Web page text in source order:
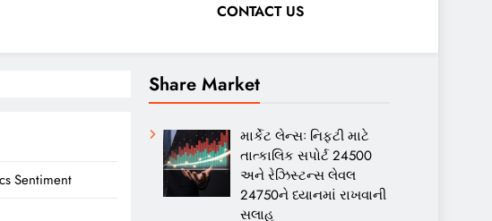
CONTACT US
Sentiment
Share Market
માર્કેટ લેન્સઃ નિફ્ટી માટે
તાત્કાલિક સપોર્ટ 24500
અને રેઝિસ્ટન્સ લેવલ
24750ને ધ્યાનમાં રાખવાની
સલાહ